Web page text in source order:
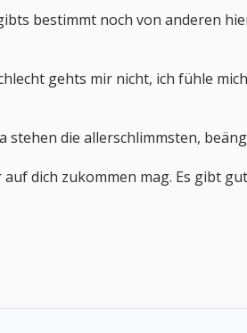
bestimmt noch von anderen
gehts mir nicht, ich fühle
stehen die allerschlimmsten,
dich zukommen mag. Es gibt